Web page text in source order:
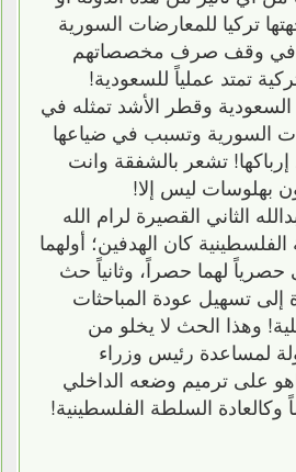
تركيا للمعارضات السورية
في وقف صرف مخصصاتهم
تمتد عملياً للسعودية!
السعودية وقطر الأشد تمثله في
السورية وتسبب في ضياعها
تشعر بالشفقة وانت
بهلوسات ليس إلا!
الثاني القصيرة لرام الله
كان الهدفين؛ أولهما
حصرياً لهما حصراً، وثانياً حث
تسهيل عودة المباحثات
وهذا الحث لا يخلو من
لمساعدة رئيس وزراء
على ترميم وضعه الداخلي
وكالعادة السلطة الفلسطينية!